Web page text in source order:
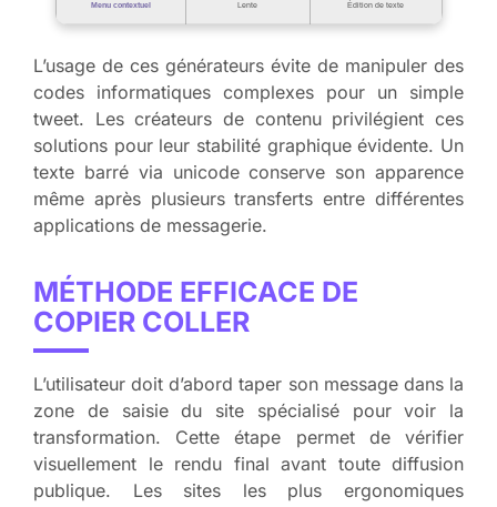
Menu contextuel Lente Édition de texte
L’usage de ces générateurs évite de manipuler des
codes informatiques complexes pour un simple
tweet. Les créateurs de contenu privilégient ces
solutions pour leur stabilité graphique évidente. Un
texte barré via unicode conserve son apparence
même après plusieurs transferts entre différentes
applications de messagerie.
MÉTHODE EFFICACE DE
COPIER COLLER
L’utilisateur doit d’abord taper son message dans la
zone de saisie du site spécialisé pour voir la
transformation. Cette étape permet de vérifier
visuellement le rendu final avant toute diffusion
publique. Les sites les plus ergonomiques